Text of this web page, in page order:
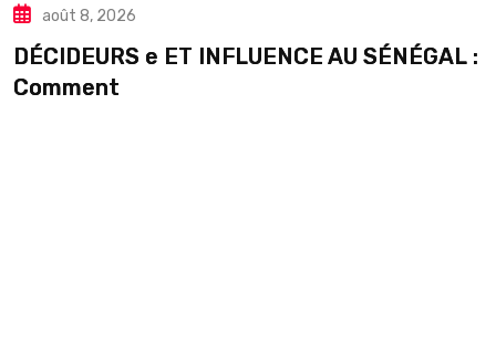
août 8, 2026
DÉCIDEURS e ET INFLUENCE AU SÉNÉGAL :
Comment